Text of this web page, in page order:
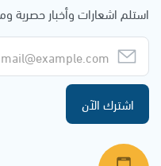
استلم اشعارات وأخبار
اشترك الآن